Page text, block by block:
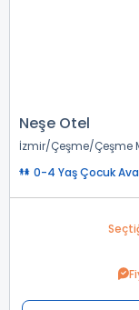
Neşe Otel
İzmir Çeşme Çeşme
0-4 Yaş Çocuk